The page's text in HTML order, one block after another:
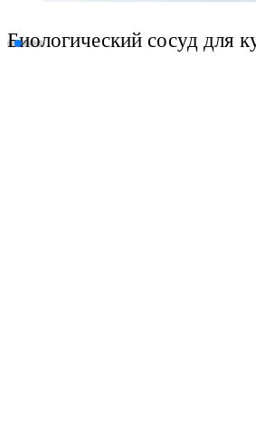
Биологический сосуд для